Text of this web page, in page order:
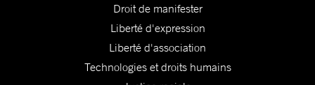
Droit de manifester
Liberté d'expression
Liberté d'association
Technologies et droits humains